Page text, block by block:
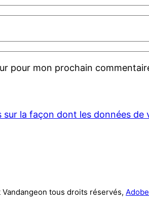
pour mon prochain
sur la façon dont les données
tous droits réservés,